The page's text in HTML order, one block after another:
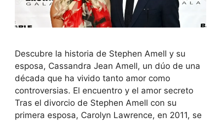
Descubre la historia de Stephen Amell y su
esposa, Cassandra Jean Amell, un dúo de una
década que ha vivido tanto amor como
controversias. El encuentro y el amor secreto
Tras el divorcio de Stephen Amell con su
primera esposa, Carolyn Lawrence, en 2011, se